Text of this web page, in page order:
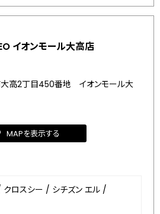
イオンモール大高店
高2丁目450番地 イオンモール大
MAPを表示する
クロスシー / シチズン エル /